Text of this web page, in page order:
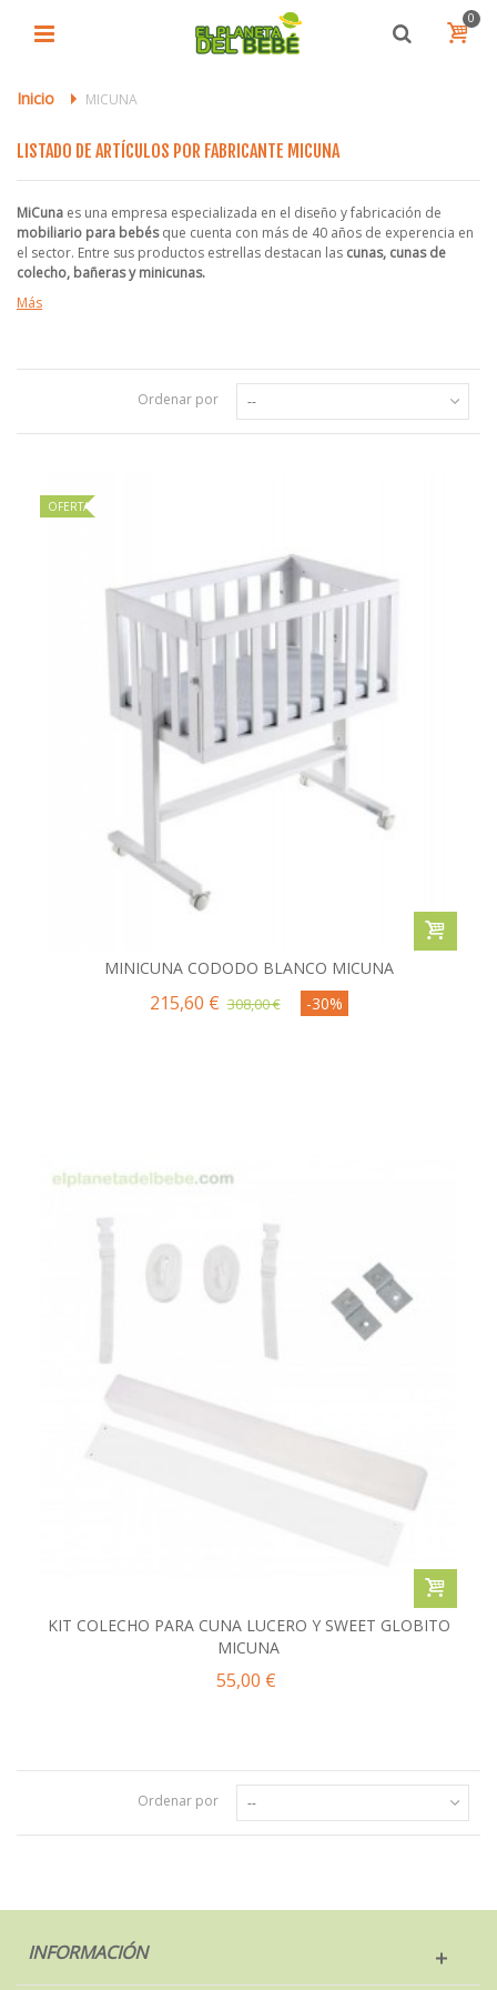
0
Inicio > MICUNA
LISTADO DE ARTÍCULOS POR FABRICANTE MICUNA
MiCuna es una empresa especializada en el diseño y fabricación de
mobiliario para bebésque cuenta con más de 40 años de experencia en
el sector. Entre sus productos estrellas destacan las cunas, cunas de
colecho, bañeras y minicunas.
Más
Ordenar por --
OFERTA
MINICUNA CODODO BLANCO MICUNA
215,60 € 308,00 € -30%
KIT COLECHO PARA CUNA LUCERO Y SWEET GLOBITO
MICUNA
55,00 €
Ordenar por --
INFORMACIÓN